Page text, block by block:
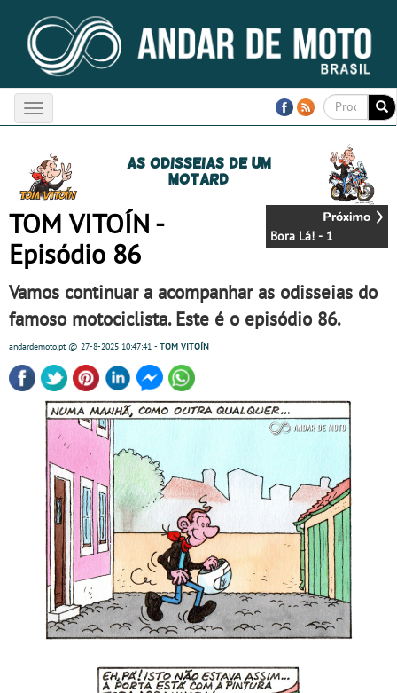
Toggle
navigation
As odisseias de um
motard
Bora Lá! - 1
TOM VITOÍN -
Episódio 86
Vamos continuar a acompanhar as odisseias do
famoso motociclista. Este é o episódio 86.
andardemoto.pt@ 27-8-2025 10:47:41 - TOM VITOÍN